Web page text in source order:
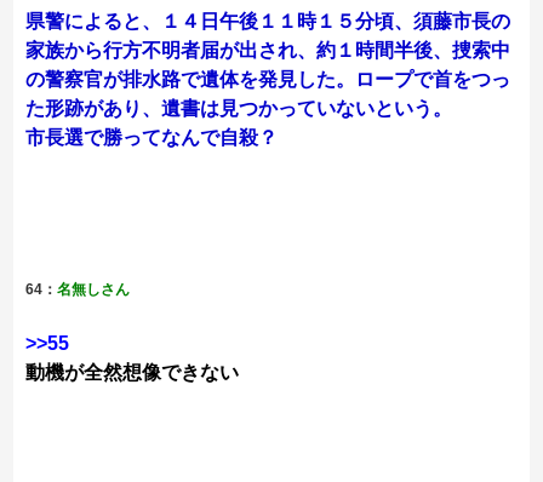
県警によると、１４日午後１１時１５分頃、須藤市長の
家族から行方不明者届が出され、約１時間半後、捜索中
の警察官が排水路で遺体を発見した。ロープで首をつっ
た形跡があり、遺書は見つかっていないという。
市長選で勝ってなんで自殺？
64：名無しさん
>>55
動機が全然想像できない